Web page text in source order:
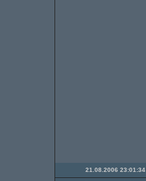
21.08.2006 23:01:34